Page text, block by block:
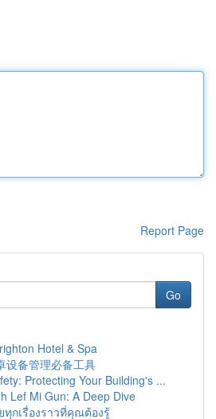
Report Page
Go
Hotel & Spa
设备管理必备工具
Protecting Your Building's ...
Lef Mi Gun: A Deep Dive
ทุกเรื่องราวที่คุณต้องรู้